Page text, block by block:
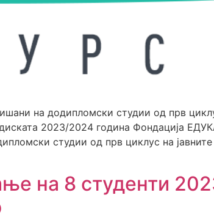
на додипломски студии од прв
2023/2024 година Фондација
студии од прв циклус на
на 8 студенти